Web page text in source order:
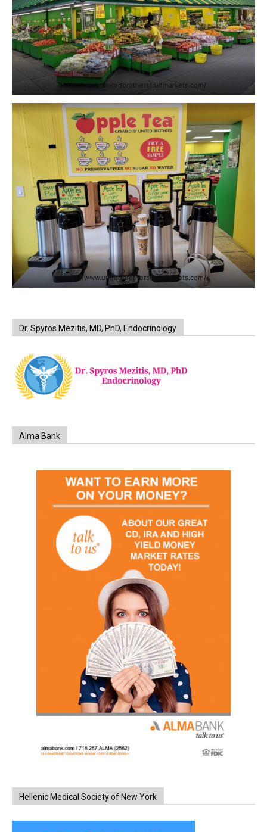
https://www.unitedbrothersfruitmarkets.com/
https://www.unitedbrothersfruitmarkets.com/
Dr. Spyros Mezitis, MD, PhD, Endocrinology
Alma Bank
Hellenic Medical Society of New York